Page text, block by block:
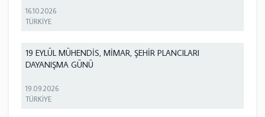
16.10.2026
TÜRKİYE
19 EYLÜL MÜHENDİS, MİMAR, ŞEHİR PLANCILARI
DAYANIŞMA GÜNÜ
19.09.2026
TÜRKİYE